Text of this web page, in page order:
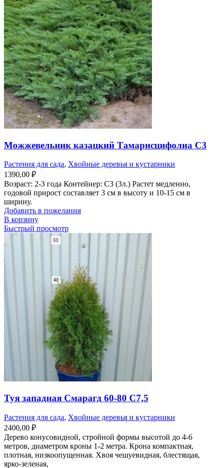
Можжевельник казацкий Тамарисцифолиа С3
Растения для сада, Хвойные деревья и кустарники
1390,00 ₽
Возраст: 2-3 года Контейнер: С3 (3л.) Растет медленно,
годовой прирост составляет 3 см в высоту и 10-15 см в
ширину.
Добавить в пожелания
В корзину
Быстрый просмотр
Туя западная Смарагд 60-80 С7,5
Растения для сада, Хвойные деревья и кустарники
2400,00 ₽
Дерево конусовидной, стройной формы высотой до 4-6
метров, диаметром кроны 1-2 метра. Крона компактная,
плотная, низкоопущенная. Хвоя чешуевидная, блестящая,
ярко-зеленая,